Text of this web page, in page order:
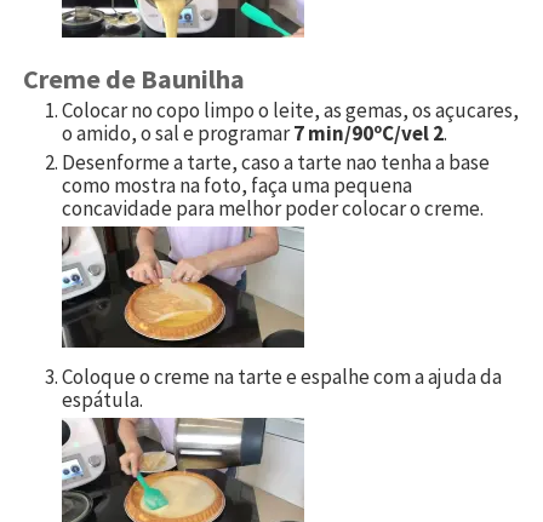
Creme de Baunilha
Colocar no copo limpo o leite, as gemas, os açucares,
o amido, o sal e programar7 min/90ºC/vel 2.
Desenforme a tarte, caso a tarte nao tenha a base
como mostra na foto, faça uma pequena
concavidade para melhor poder colocar o creme.
Coloque o creme na tarte e espalhe com a ajuda da
espátula.